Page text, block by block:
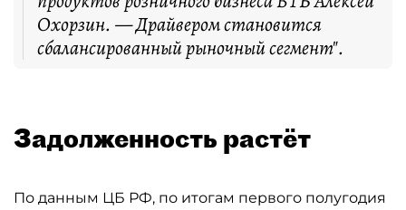
Охорзин. — Драйвером становится
сбалансированный рыночный сегмент".
Задолженность растёт
По данным ЦБ РФ, по итогам первого полугодия